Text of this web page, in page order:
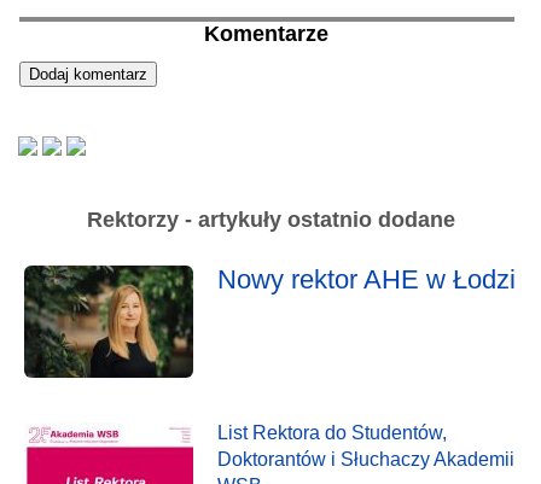
Komentarze
Rektorzy - artykuły ostatnio dodane
Nowy rektor AHE w Łodzi
List Rektora do Studentów,
Doktorantów i Słuchaczy Akademii